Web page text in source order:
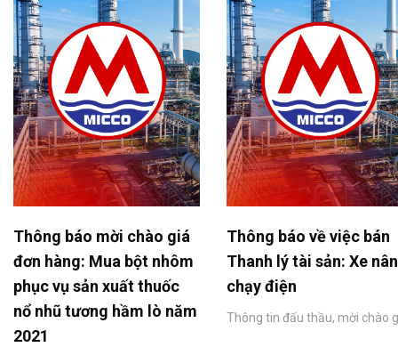
Thông báo mời chào giá
đơn hàng: Mua bột nhôm
phục vụ sản xuất thuốc
nổ nhũ tương hầm lò năm
2021
Thông báo về việc bán
Thanh lý tài sản: Xe
chạy điện
Thông tin đấu thầu, mời chào